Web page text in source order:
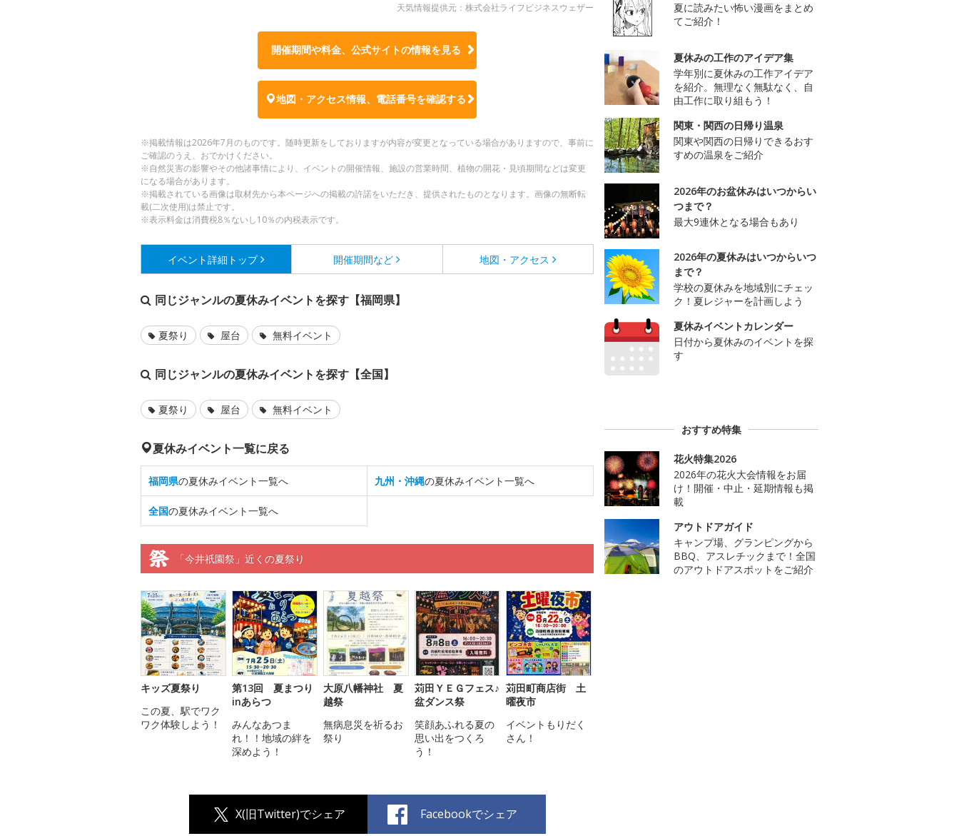
天気情報提供元：株式会社ライフビジネスウェザー
開催期間や料金、公式サイトの情報を見る
地図・アクセス情報、電話番号を確認する
※掲載情報は2026年7月のものです。随時更新をしておりますが内容が変更となっている場合がありますので、事前に
ご確認のうえ、おでかけください。
※自然災害の影響やその他諸事情により、イベントの開催情報、施設の営業時間、植物の開花・見頃期間などは変更
になる場合があります。
※掲載されている画像は取材先から本ページへの掲載の許諾をいただき、提供されたものとなります。画像の無断転
載(二次使用)は禁止です。
※表示料金は消費税8％ないし10％の内税表示です。
イベント詳細 トップ 開催期間など 地図・アクセス
同じジャンルの夏休みイベントを探す【福岡県】
夏祭り 屋台 無料イベント
同じジャンルの夏休みイベントを探す【全国】
夏祭り 屋台 無料イベント
夏休みイベント一覧に戻る
福岡県の夏休みイベント一覧へ 九州・沖縄の夏休みイベント一覧へ
全国の夏休みイベント一覧へ
「今井祇園祭」近くの夏祭り
キッズ夏祭り
この夏、駅でワク
ワク体験しよう！
第13回 夏まつり
inあらつ
みんなあつま
れ！！地域の絆を
深めよう！
大原八幡神社 夏
越祭
無病息災を祈るお
祭り
苅田ＹＥＧフェス♪
盆ダンス祭
笑顔あふれる夏の
思い出をつくろ
う！
苅田町商店街 土
曜夜市
イベントもりだく
さん！
X(旧Twitter)でシェア Facebookでシェア
夏に読みたい怖い漫画をまとめ
てご紹介！
夏休みの工作のアイデア集
学年別に夏休みの工作アイデア
を紹介。無理なく無駄なく、自
由工作に取り組もう！
関東・関西の日帰り温泉
関東や関西の日帰りできるおす
すめの温泉をご紹介
2026年のお盆休みはいつからい
つまで？
最大9連休となる場合もあり
2026年の夏休みはいつからいつ
まで？
学校の夏休みを地域別にチェッ
ク！夏レジャーを計画しよう
夏休みイベントカレンダー
日付から夏休みのイベントを探
す
おすすめ特集
花火特集2026
2026年の花火大会情報をお届
け！開催・中止・延期情報も掲
載
アウトドアガイド
キャンプ場、グランピングから
BBQ、アスレチックまで！全国
のアウトドアスポットをご紹介